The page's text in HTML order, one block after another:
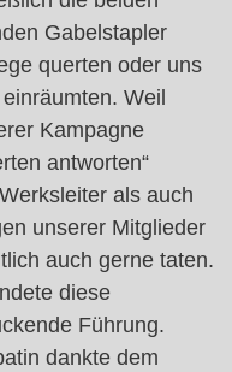
Gabelstapler
querten oder uns
Weil
Kampagne
antworten“
als auch
unserer Mitglieder
auch gerne taten.
diese
Führung.
dankte dem